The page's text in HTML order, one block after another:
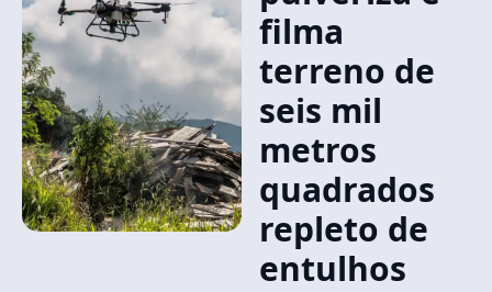
filma
terreno de
seis mil
metros
quadrados
repleto de
entulhos